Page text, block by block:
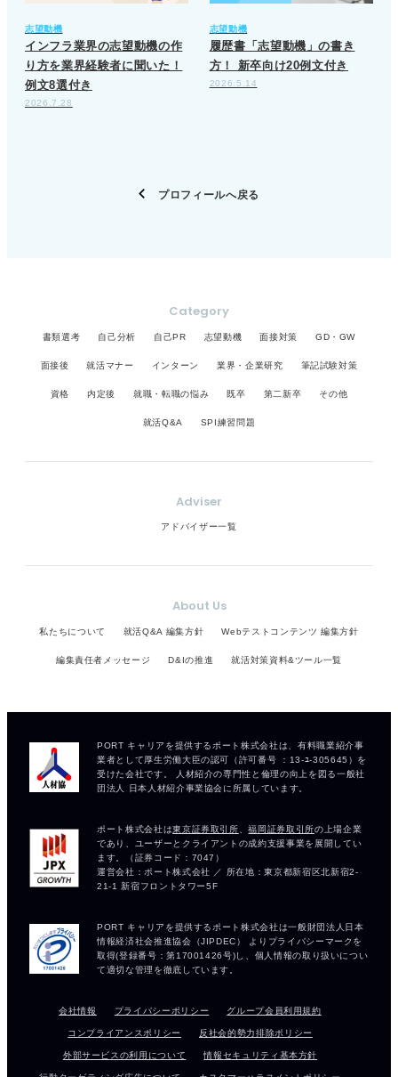
志望動機
インフラ業界の志望動機の作
り方を業界経験者に聞いた！
例文8選付き
2026.7.28
志望動機
履歴書「志望動機」の書き
方！ 新卒向け20例文付き
2026.5.14
プロフィールへ戻る
Category
書類選考 自己分析 自己PR 志望動機 面接対策 GD・GW
面接後 就活マナー インターン 業界・企業研究 筆記試験対策
資格 内定後 就職・転職の悩み 既卒 第二新卒 その他
就活Q&A SPI練習問題
Adviser
アドバイザー一覧
About Us
私たちについて 就活Q&A 編集方針 Webテストコンテンツ 編集方針
編集責任者メッセージ D&Iの推進 就活対策資料&ツール一覧
会社情報 プライバシーポリシー グループ会員利用規約
コンプライアンスポリシー 反社会的勢力排除ポリシー
外部サービスの利用について 情報セキュリティ基本方針